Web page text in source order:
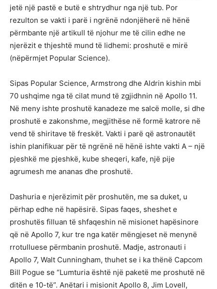
jetë një pastë e butë e shtrydhur nga një tub. Por
rezulton se vakti i parë i ngrënë ndonjëherë në hënë
përmbante një artikull të njohur me të cilin edhe ne
njerëzit e thjeshtë mund të lidhemi: proshutë e mirë
(nëpërmjet Popular Science).
Sipas Popular Science, Armstrong dhe Aldrin kishin mbi
70 ushqime nga të cilat mund të zgjidhnin në Apollo 11.
Në meny ishte proshutë kanadeze me salcë molle, si dhe
proshutë e zakonshme, megjithëse në formë katrore në
vend të shiritave të freskët. Vakti i parë që astronautët
ishin planifikuar për të ngrënë në hënë ishte vakti A – një
pjeshkë me pjeshkë, kube sheqeri, kafe, një pije
agrumesh me ananas dhe proshutë.
Dashuria e njerëzimit për proshutën, me sa duket, u
përhap edhe në hapësirë. Sipas faqes, sheshet e
proshutës filluan të shfaqeshin në misionet hapësinore
që në Apollo 7, kur tre nga katër mëngjeset në menynë
rrotulluese përmbanin proshutë. Madje, astronauti i
Apollo 7, Walt Cunningham, thuhet se i ka thënë Capcom
Bill Pogue se “Lumturia është një paketë me proshutë në
ditën e 10-të”. Anëtari i misionit Apollo 8, Jim Lovell,